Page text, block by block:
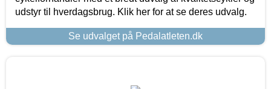
udstyr til hverdagsbrug. Klik her for at se deres udvalg.
Se udvalget på Pedalatleten.dk